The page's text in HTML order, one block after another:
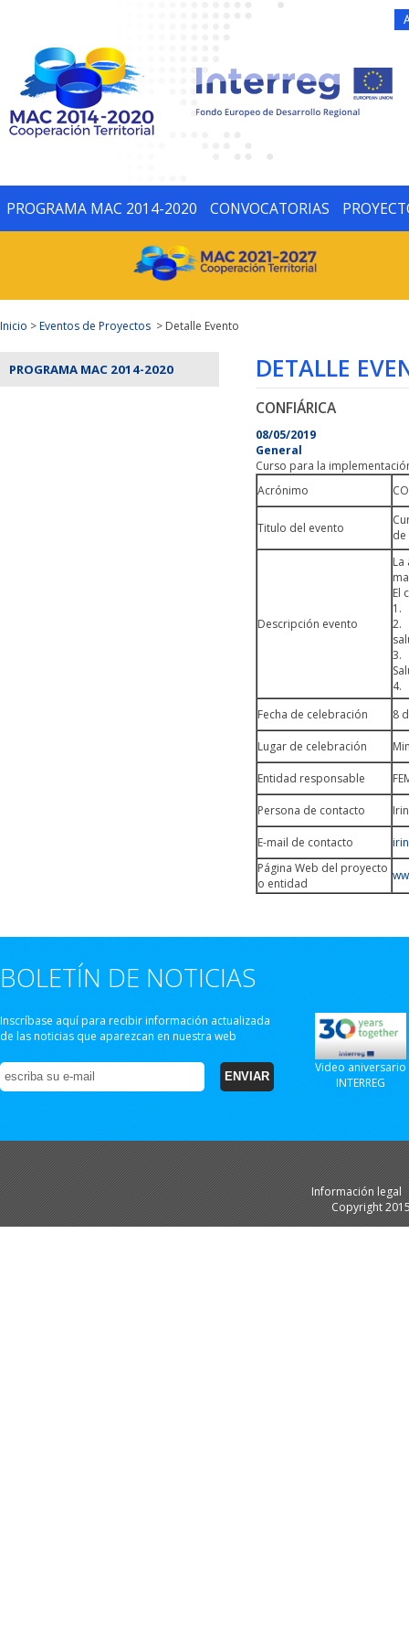
PROGRAMA MAC 2014-2020 CONVOCATORIAS
Inicio >Eventos de Proyectos > Detalle Evento
PROGRAMA MAC 2014-2020 DETALLE
CONFIÁRICA
08/05/2019
General
Curso para la
Acrónimo
Titulo del evento
Descripción evento
La
El
1.
2.
3.
4.
Fecha de celebración
8
Lugar de celebración
Entidad responsable
Persona de contacto
E-mail de contacto
Página Web del proyecto
o entidad
BOLETÍN DE NOTICIAS
Inscríbase aquí para recibir información actualizada
de las noticias que aparezcan en nuestra web
Video aniversario
INTERREG
Información legal
Copyright